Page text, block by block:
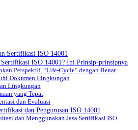
Sertifikasi ISO 14001
ISO 14001? Ini Prinsip-prinsipnya
Perspektif “Life-Cycle” dengan Benar
Dokumen Lingkungan
Lingkungan
yang Tepat
dan Evaluasi
dan Pengurusan ISO 14001
dan Menggunakan Jasa Sertifikasi ISO